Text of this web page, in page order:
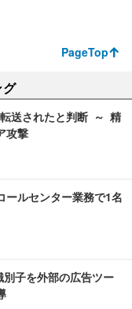
PageTop
グ
送されたと判断 ～ 精
攻撃
ールセンター業務で1名
別子を外部の広告ツー